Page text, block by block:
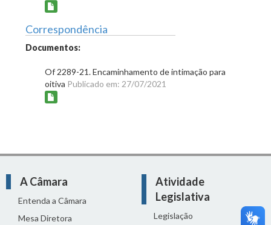
Correspondência
Documentos:
Of 2289-21. Encaminhamento de intimação para
oitiva Publicado em: 27/07/2021
A Câmara
Entenda a Câmara
Mesa Diretora
Atividade
Legislativa
Legislação